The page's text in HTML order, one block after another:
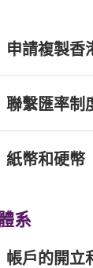
申請複製香
聯繫匯率制
紙幣和硬幣
系
帳戶的開立